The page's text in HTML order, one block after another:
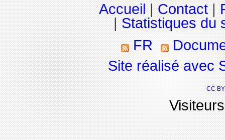
Accueil|Contact|
|Statistiques du
FR
Site réalisé avec
CC